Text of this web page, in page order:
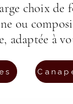
choix
ou
adaptée à